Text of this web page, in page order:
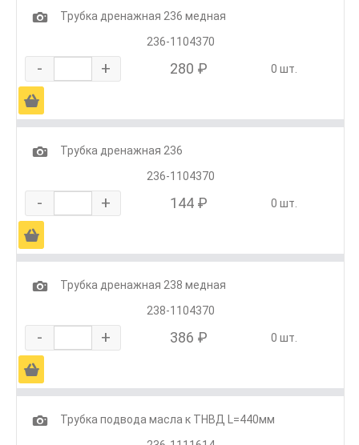
1
Трубка дренажная 236 медная
236-1104370
- + 280 ₽ 0 шт.
Ä
1
Трубка дренажная 236
236-1104370
- + 144 ₽ 0 шт.
Ä
1
Трубка дренажная 238 медная
238-1104370
- + 386 ₽ 0 шт.
Ä
1
Трубка подвода масла к ТНВД L=440мм